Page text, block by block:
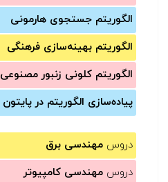
الگوریتم جستجوی هارمونی
الگوریتم بهینه‌سازی فرهنگی
الگوریتم کلونی زنبور مصنوعی
پیاده‌سازی الگوریتم در پایتون
دروس مهندسی برق
دروس مهندسی کامپیوتر